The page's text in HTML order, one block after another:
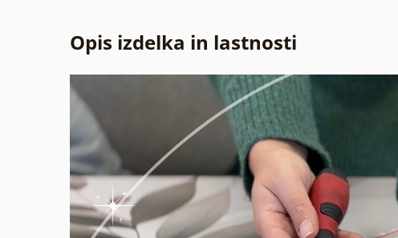
Opis izdelka in lastnosti